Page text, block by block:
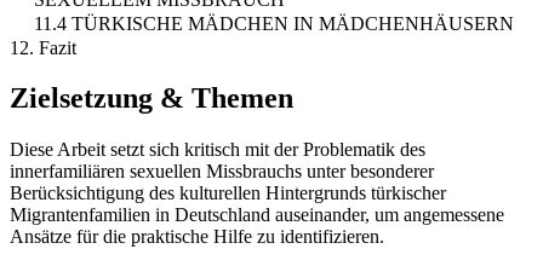
11.4 TÜRKISCHE MÄDCHEN IN MÄDCHENHÄUSERN
12. Fazit
Zielsetzung & Themen
Diese Arbeit setzt sich kritisch mit der Problematik des
innerfamiliären sexuellen Missbrauchs unter besonderer
Berücksichtigung des kulturellen Hintergrunds türkischer
Migrantenfamilien in Deutschland auseinander, um angemessene
Ansätze für die praktische Hilfe zu identifizieren.